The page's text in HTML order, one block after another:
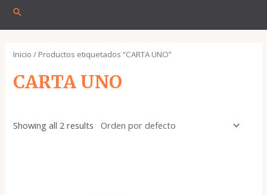
Buscar
Inicio / Productos etiquetados “CARTA UNO”
CARTA UNO
Showing all 2 results